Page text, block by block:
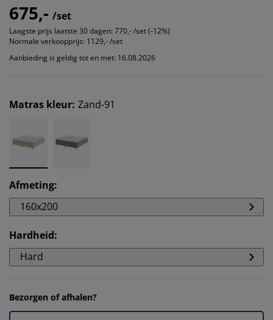
675,- /set
Laagste prijs laatste 30 dagen: 770,- /set (-12%)
Normale verkoopprijs: 1129,- /set
Aanbieding is geldig tot en met: 16.08.2026
Matras kleur: Zand-91
Afmeting:
160x200
Hardheid:
Hard
Bezorgen of afhalen?